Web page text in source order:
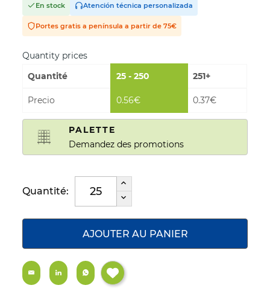
En stock Atención técnica personalizada
Portes gratis a península a partir de 75€
Quantity prices
Quantité
25 - 250 251+
Precio 0.56€ 0.37€
PALETTE
Demandez des promotions
Quantité:
AJOUTER AU PANIER